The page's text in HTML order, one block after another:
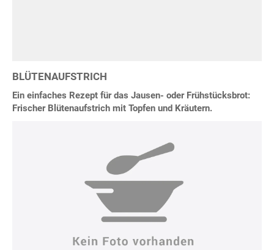
BLÜTENAUFSTRICH
Ein einfaches Rezept für das Jausen- oder Frühstücksbrot:
Frischer Blütenaufstrich mit Topfen und Kräutern.